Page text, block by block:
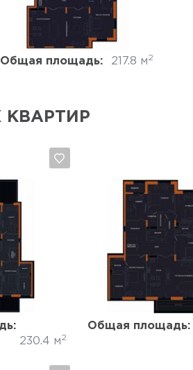
Общая площадь: 217.8 м2
КВАРТИР
230.4 м2
Отмена
Общая площадь:
Да, удалить Отмена